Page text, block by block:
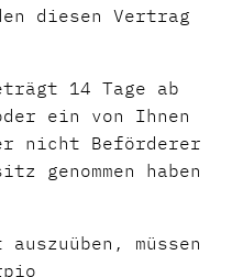
diesen Vertrag
14 Tage ab
ein von Ihnen
nicht Beförderer
genommen haben
müssen